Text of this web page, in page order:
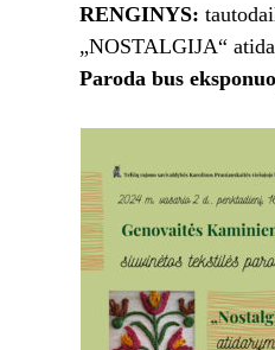
RENGINYS:
„NOSTALGIJA“
Paroda bus